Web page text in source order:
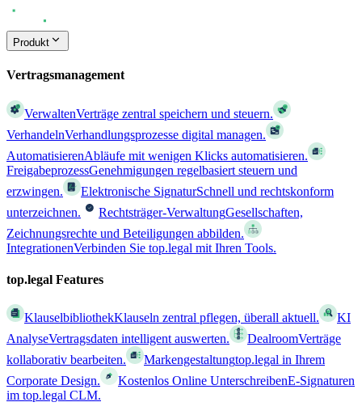
Produkt
Vertragsmanagement
VerwaltenVerträge zentral speichern und steuern.
VerhandelnVerhandlungsprozesse digital managen.
AutomatisierenAbläufe mit wenigen Klicks automatisieren.
FreigabeprozessGenehmigungen regelbasiert steuern und
erzwingen.
Elektronische SignaturSchnell und rechtskonform
unterzeichnen.
Rechtsträger-VerwaltungGesellschaften,
Zeichnungsrechte und Beteiligungen abbilden.
IntegrationenVerbinden Sie top.legal mit Ihren Tools.
top.legal Features
KlauselbibliothekKlauseln zentral pflegen, überall aktuell.
KI
AnalyseVertragsdaten intelligent auswerten. DealroomVerträge
kollaborativ bearbeiten.
Markengestaltungtop.legal in Ihrem
Corporate Design.
Kostenlos Online UnterschreibenE-Signaturen
im top.legal CLM.